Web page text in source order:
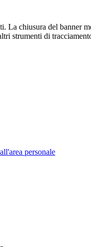
La chiusura del banner
strumenti di
personale